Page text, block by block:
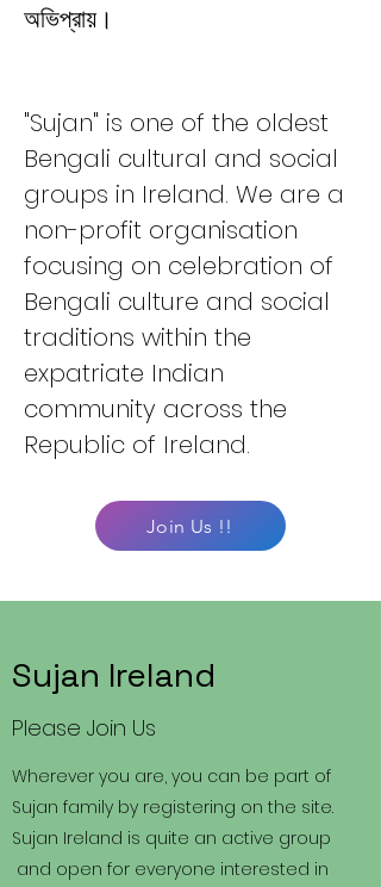
অভিপ্রায়।
"Sujan" is one of the oldest
Bengali cultural and social
groups in Ireland. We are a
non-profit organisation
focusing on celebration of
Bengali culture and social
traditions within the
expatriate Indian
community across the
Republic of Ireland.
Join Us !!
Sujan Ireland
Please Join Us
Wherever you are, you can be part of
Sujan family by registering on the site.
Sujan Ireland is quite an active group
and open for everyone interested in